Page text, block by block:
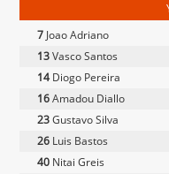
7 Joao Adriano
13Vasco Santos
14 Diogo Pereira
16Amadou Diallo
23Gustavo Silva
26 Luis Bastos
40 Nitai Greis